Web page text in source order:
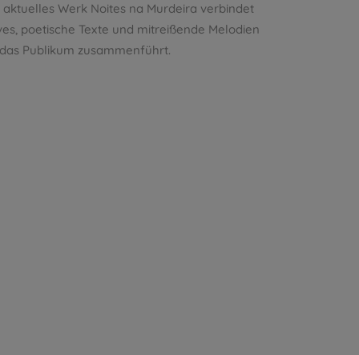
Werk Noites na Murdeira verbindet
poetische Texte und mitreißende Melodien
Publikum zusammenführt.